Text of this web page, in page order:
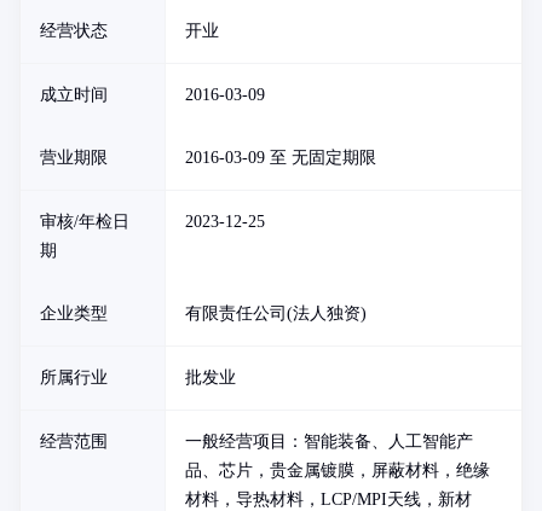
经营状态 开业
成立时间 2016-03-09
营业期限 2016-03-09 至 无固定期限
审核/年检日
期
2023-12-25
企业类型 有限责任公司(法人独资)
所属行业 批发业
经营范围
一般经营项目：智能装备、人工智能产
品、芯片，贵金属镀膜，屏蔽材料，绝缘
材料，导热材料，LCP/MPI天线，新材